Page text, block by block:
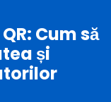
Cum să
și